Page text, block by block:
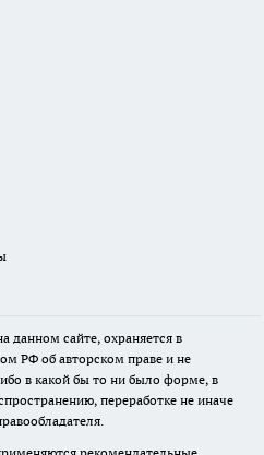
данном сайте, охраняется в
РФ об авторском праве и не
в какой бы то ни было форме, в
переработке не иначе